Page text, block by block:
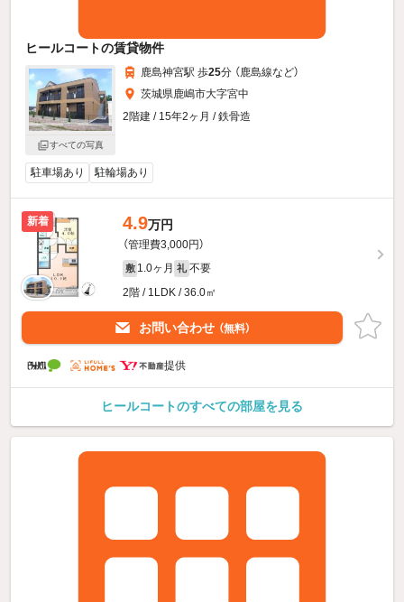
ヒールコートの賃貸物件
すべての写真
鹿島神宮駅 歩25分 （鹿島線など）
茨城県鹿嶋市大字宮中
2階建 / 15年2ヶ月 / 鉄骨造
駐車場あり 駐輪場あり
新着 4.9万円
（管理費3,000円）
敷 1.0ヶ月 礼 不要
2階 / 1LDK / 36.0㎡
お問い合わせ （無料）
提供
ヒールコートのすべての部屋を見る